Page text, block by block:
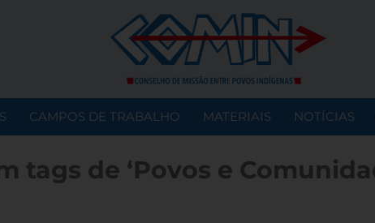
CAMPOS DE TRABALHO MATERIAIS NOTÍCIAS
tags de ‘Povos e